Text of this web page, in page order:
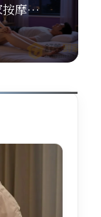
舒养到家按摩：熬夜、运动与心源性猝死：别让健康踩红线，正规上门按摩才是养生正道